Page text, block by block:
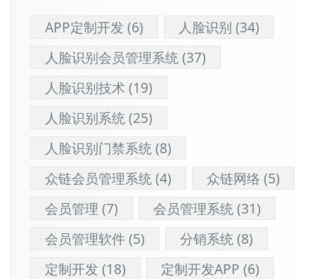
APP定制开发 (6) 人脸识别 (34)
人脸识别会员管理系统(37)
人脸识别技术(19)
人脸识别系统(25)
人脸识别门禁系统(8)
众链会员管理系统(4) 众链网络 (5)
会员管理 (7) 会员管理系统(31)
会员管理软件(5) 分销系统(8)
定制开发 (18) 定制开发APP (6)